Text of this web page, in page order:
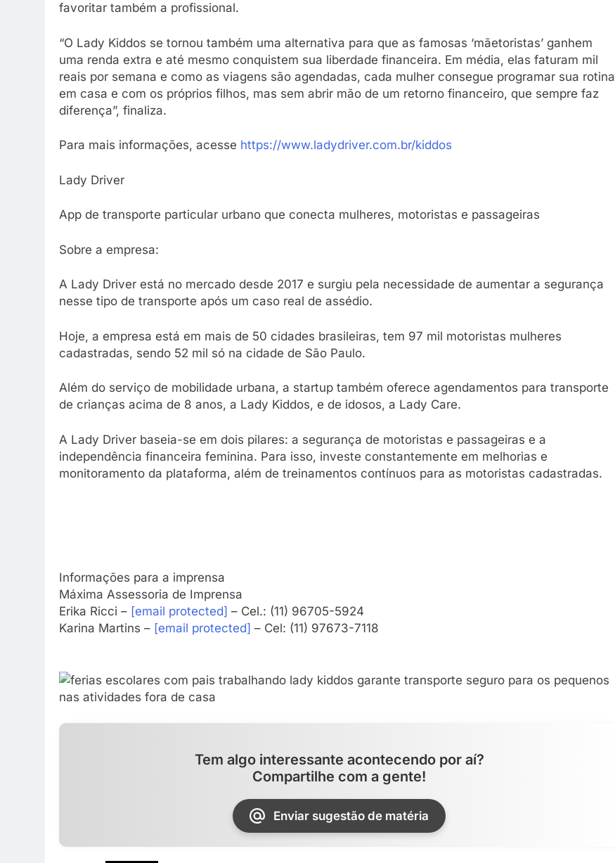
favoritar também a profissional.
“O Lady Kiddos se tornou também uma alternativa para que as famosas ‘mãetoristas’ ganhem
uma renda extra e até mesmo conquistem sua liberdade financeira. Em média, elas faturam mil
reais por semana e como as viagens são agendadas, cada mulher consegue programar sua rotina
em casa e com os próprios filhos, mas sem abrir mão de um retorno financeiro, que sempre faz
diferença”, finaliza.
Para mais informações, acesse https://www.ladydriver.com.br/kiddos
Lady Driver
App de transporte particular urbano que conecta mulheres, motoristas e passageiras
Sobre a empresa:
A Lady Driver está no mercado desde 2017 e surgiu pela necessidade de aumentar a segurança
nesse tipo de transporte após um caso real de assédio.
Hoje, a empresa está em mais de 50 cidades brasileiras, tem 97 mil motoristas mulheres
cadastradas, sendo 52 mil só na cidade de São Paulo.
Além do serviço de mobilidade urbana, a startup também oferece agendamentos para transporte
de crianças acima de 8 anos, a Lady Kiddos, e de idosos, a Lady Care.
A Lady Driver baseia-se em dois pilares: a segurança de motoristas e passageiras e a
independência financeira feminina. Para isso, investe constantemente em melhorias e
monitoramento da plataforma, além de treinamentos contínuos para as motoristas cadastradas.
Informações para a imprensa
Máxima Assessoria de Imprensa
Erika Ricci – [email protected] – Cel.: (11) 96705-5924
Karina Martins – [email protected] – Cel: (11) 97673-7118
Tem algo interessante acontecendo por aí?
Compartilhe com a gente!
Enviar sugestão de matéria